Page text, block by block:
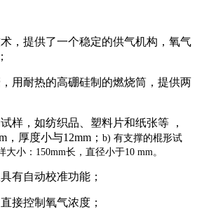
，提供了一个稳定的供气机构，氧气
用耐热的高硼硅制的燃烧筒，提供两
，如纺织品、塑料片和纸张等 ，
，厚度小与12mm； b) 有支撑的棍形试
小：150mm长，直径小于10 mm。
有自动校准功能；
接控制氧气浓度；